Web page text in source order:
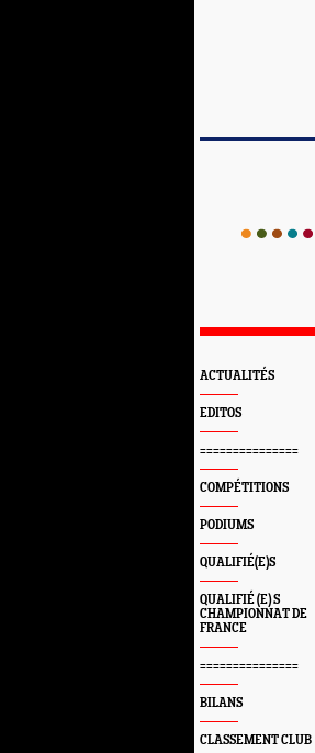
ACTUALITÉS
EDITOS
===============
COMPÉTITIONS
PODIUMS
QUALIFIÉ(E)S
QUALIFIÉ (E) S
CHAMPIONNAT DE
FRANCE
===============
BILANS
CLASSEMENT CLUB